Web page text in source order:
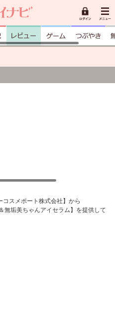
コスメポート株式会社】から
無垢美ちゃんアイセラム】を提供して